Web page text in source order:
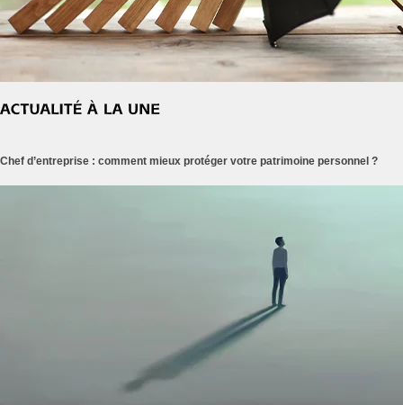
Chef d’entreprise : comment mieux protéger votre patrimoine personnel ?